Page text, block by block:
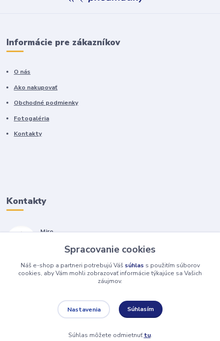
Informácie pre zákazníkov
O nás
Ako nakupovať
Obchodné podmienky
Fotogaléria
Kontakty
Kontakty
Miro
(Po-Pia, 7-17 hod.)
isopneumatiky@isopneumatiky.sk
Vytvorené na Eshop-rychlo.sk
Spracovanie cookies
Náš e-shop a partneri potrebujú Váš súhlas s použitím súborov
cookies, aby Vám mohli zobrazovať informácie týkajúce sa Vašich
záujmov.
Nastavenia Súhlasím
Súhlas môžete odmietnuťtu.